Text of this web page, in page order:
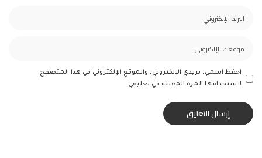
احفظ اسمي، بريدي الإلكتروني، والموقع الإلكتروني في هذا المتصفح
لاستخدامها المرة المقبلة في تعليقي.